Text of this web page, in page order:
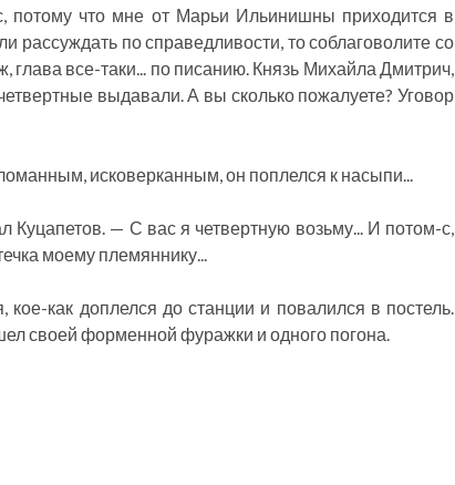
с, потому что мне от Марьи Ильинишны приходится в
по справедливости, то соблаговолите со
глава все-таки... по писанию. Князь Михайла Дмитрич,
выдавали. А вы сколько пожалуете? Уговор
исковерканным, он поплелся к насыпи...
— С вас я четвертную возьму... И потом-с,
моему племяннику...
как доплелся до станции и повалился в постель.
своей форменной фуражки и одного погона.